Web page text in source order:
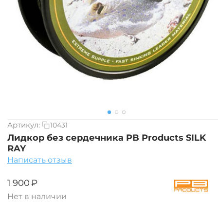
Артикул: 10431
Лидкор без сердечника PB Products SILK
RAY
Написать отзыв
‍1 900‍₽
Нет в наличии